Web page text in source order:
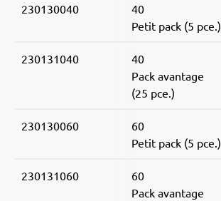
230130040
40
Petit pack (5 pce.)
230131040
40
Pack avantage
(25 pce.)
230130060
60
Petit pack (5 pce.)
230131060
60
Pack avantage